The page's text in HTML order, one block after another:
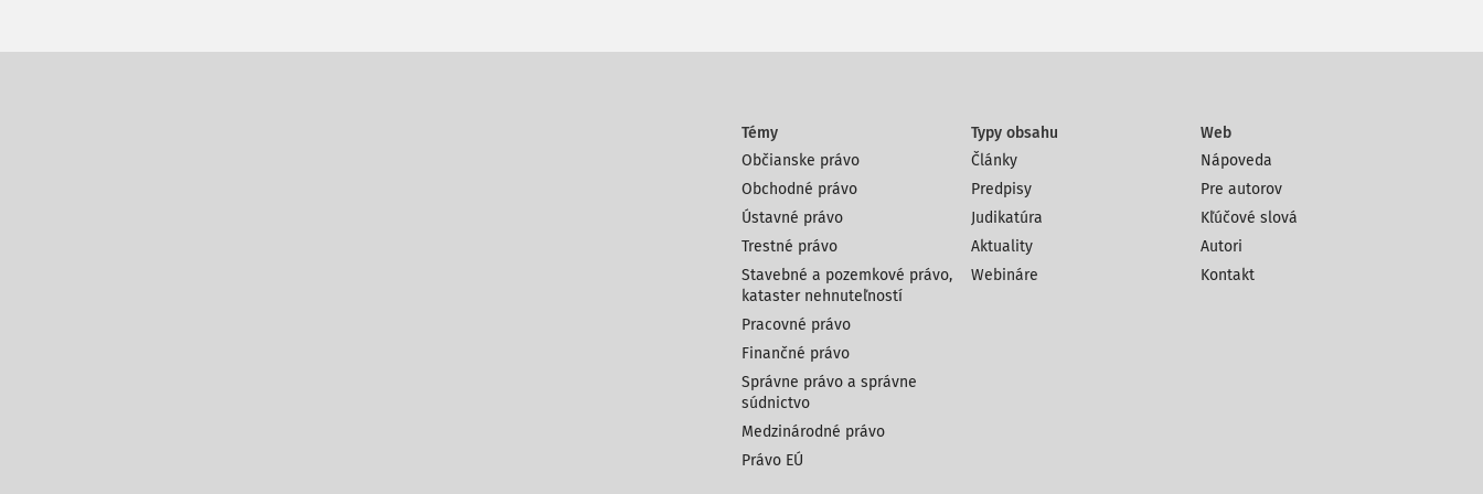
Témy
Občianske právo
Obchodné právo
Ústavné právo
Trestné právo
Stavebné a pozemkové právo,
kataster nehnuteľností
Pracovné právo
Finančné právo
Správne právo a správne
súdnictvo
Medzinárodné právo
Právo EÚ
Typy obsahu
Články
Predpisy
Judikatúra
Aktuality
Webináre
Web
Nápoveda
Pre autorov
Kľúčové slová
Autori
Kontakt